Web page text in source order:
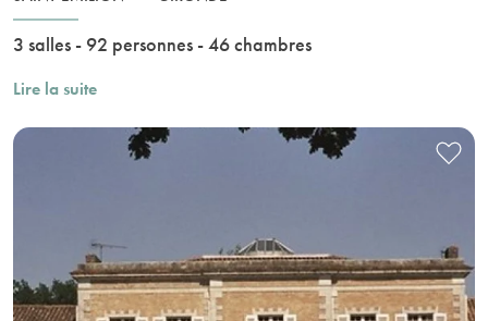
3 salles - 92 personnes - 46 chambres
Lire la suite